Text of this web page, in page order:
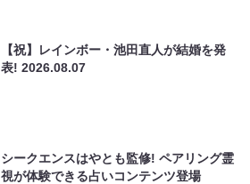
【祝】レインボー・池田直人が結婚を発
表!2026.08.07
シークエンスはやとも監修! ペアリング霊
視が体験できる占いコンテンツ登場